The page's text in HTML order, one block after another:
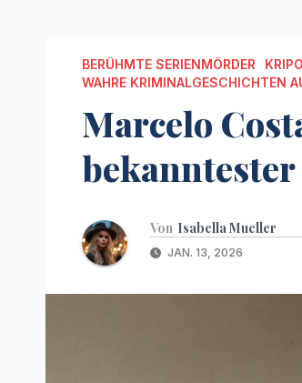
BERÜHMTE SERIENMÖRDER
WAHRE KRIMINALGESCHICHTEN
Marcelo
Von Isabella Mueller
JAN. 13, 2026